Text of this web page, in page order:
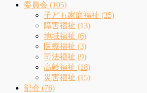
委員会 (105)
子ども家庭福祉 (35)
障害福祉 (13)
地域福祉 (6)
医療福祉 (3)
司法福祉 (9)
高齢福祉 (18)
災害福祉 (15)
部会 (76)